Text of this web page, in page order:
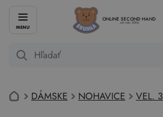
ONLINE SECOND HAND
od roku 2004
DÁMSKE NOHAVICE VEL.